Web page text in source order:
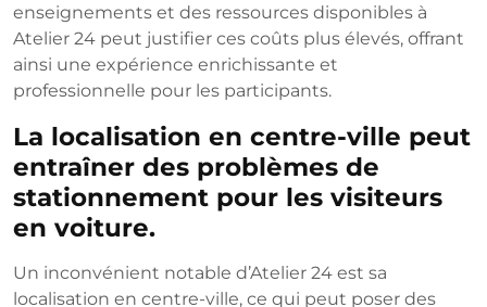
enseignements et des ressources disponibles à
Atelier 24 peut justifier ces coûts plus élevés, offrant
ainsi une expérience enrichissante et
professionnelle pour les participants.
La localisation en centre-ville peut
entraîner des problèmes de
stationnement pour les visiteurs
en voiture.
Un inconvénient notable d’Atelier 24 est sa
localisation en centre-ville, ce qui peut poser des